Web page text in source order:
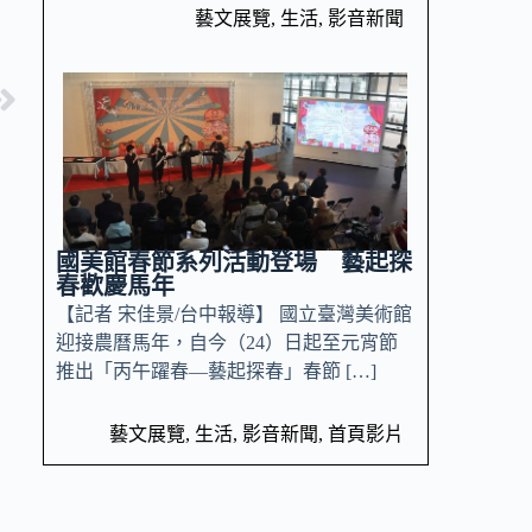
藝文展覽, 生活, 影音新聞
國美館春節系列活動登場 藝起探
春歡慶馬年
【記者 宋佳景/台中報導】 國立臺灣美術館
迎接農曆馬年，自今（24）日起至元宵節
推出「丙午躍春—藝起探春」春節 […]
藝文展覽, 生活, 影音新聞, 首頁影片